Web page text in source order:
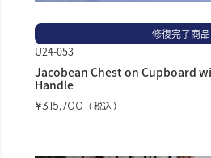
修復完了商品
U24-053
Jacobean Chest on Cupboard
Handle
¥315,700 税込